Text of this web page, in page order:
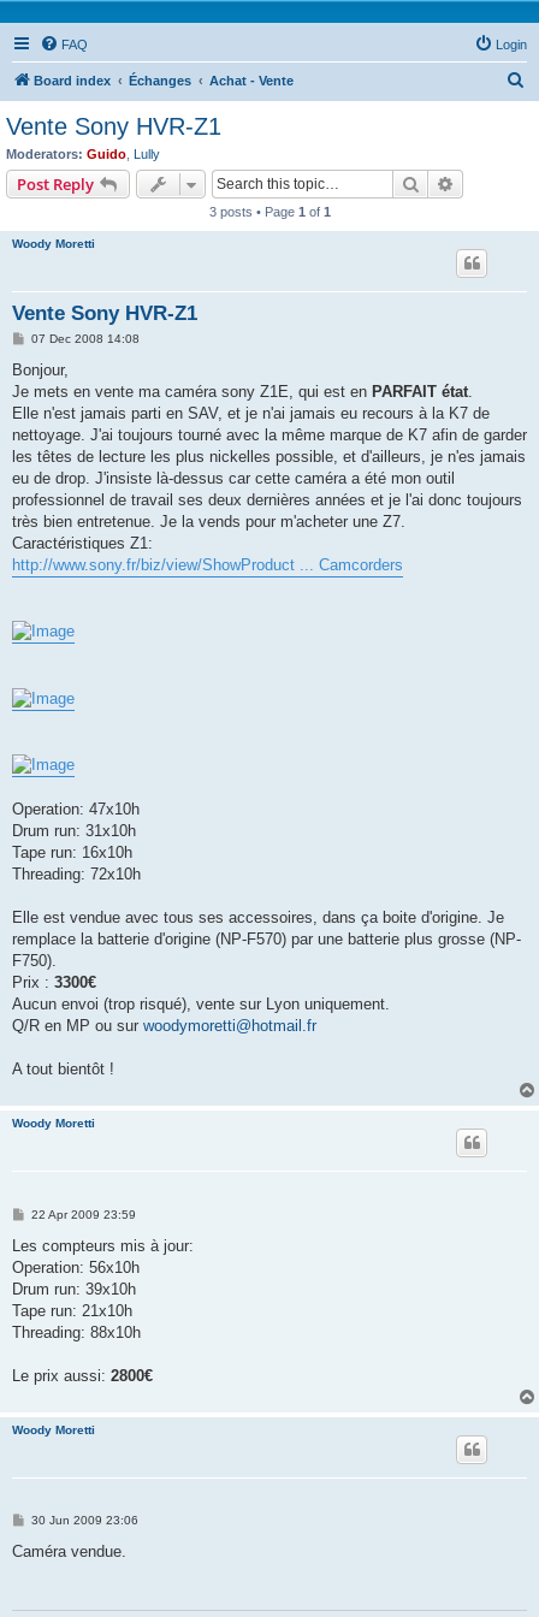
FAQ Login
Board index Échanges Achat - Vente
Vente Sony HVR-Z1
Moderators: Guido Lully
Post Reply Search
3 posts • Page 1 of 1
Woody Moretti
Vente Sony HVR-Z1
P
s
07 Dec 2008 14:08
Bonjour,
Je mets en vente ma caméra sony Z1E, qui est en PARFAIT état
Elle n'est jamais parti en SAV, et je n'ai jamais eu recours à la K7 de
nettoyage. J'ai toujours tourné avec la même marque de K7 afin de garder
les têtes de lecture les plus nickelles possible, et d'ailleurs, je n'es jamais
eu de drop. J'insiste là-dessus car cette caméra a été mon outil
professionnel de travail ses deux dernières années et je l'ai donc toujours
très bien entretenue. Je la vends pour m'acheter une Z7.
Caractéristiques Z1:
http://www.sony.fr/biz/view/ShowProduct ... Camcorders
Operation: 47x10h
Drum run: 31x10h
Tape run: 16x10h
Threading: 72x10h
Elle est vendue avec tous ses accessoires, dans ça boite d'origine. Je
remplace la batterie d'origine (NP-F570) par une batterie plus grosse (NP-
F750).
Prix : 3300€
Aucun envoi (trop risqué), vente sur Lyon uniquement.
Q/R en MP ou sur woodymoretti@hotmail.fr
A tout bientôt !
Woody Moretti
P
s
22 Apr 2009 23:59
Les compteurs mis à jour:
Operation: 56x10h
Drum run: 39x10h
Tape run: 21x10h
Threading: 88x10h
Le prix aussi: 2800€
Woody Moretti
P
s
30 Jun 2009 23:06
Caméra vendue.